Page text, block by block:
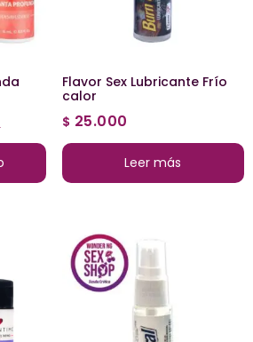
Flavor Sex Lubricante Frío
calor
$ 25.000
Leer más